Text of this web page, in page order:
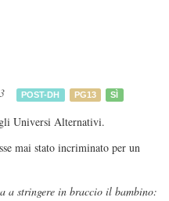
POST-DH PG13 SÌ
Universi Alternativi.
mai stato incriminato per un
a stringere in braccio il bambino: